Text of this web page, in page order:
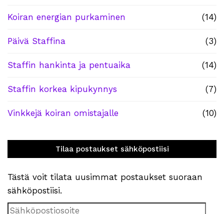
Koiran energian purkaminen (14)
Päivä Staffina (3)
Staffin hankinta ja pentuaika (14)
Staffin korkea kipukynnys (7)
Vinkkejä koiran omistajalle (10)
Tilaa postaukset sähköpostiisi
Tästä voit tilata uusimmat postaukset suoraan
sähköpostiisi.
Sähköpostiosoite